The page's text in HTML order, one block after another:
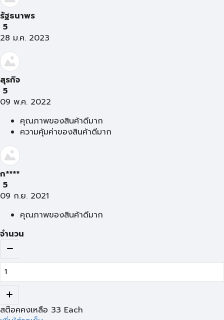
รัฐธนาพร
5
28 ม.ค. 2023
สุรกิจ
5
09 พ.ค. 2022
คุณภาพของสินค้าดีมาก
ความคุ้มค่าของสินค้าดีมาก
ก****
5
09 ก.ย. 2021
คุณภาพของสินค้าดีมาก
จำนวน
สต๊อคคงเหลือ 33 Each